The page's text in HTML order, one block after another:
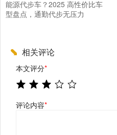
能源代步车？2025 高性价比车
型盘点，通勤代步无压力
相关评论
本文评分*
评论内容*